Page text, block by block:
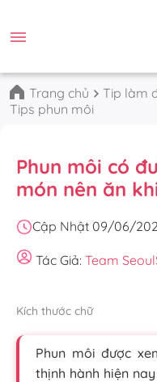
Trang chủ Tip làm
Tips phun môi
Phun môi có
món nên ăn
Cập Nhật 09/06/
Tác Giả: Team
Kích thước chữ
Phun môi được
thịnh hành hiện